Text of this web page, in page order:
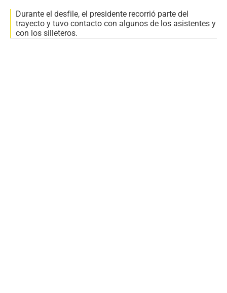
Durante el desfile, el presidente recorrió parte del
trayecto y tuvo contacto con algunos de los asistentes y
con los silleteros.